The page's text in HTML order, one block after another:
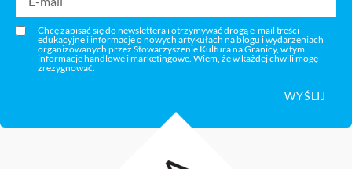
Chcę zapisać się do newslettera i otrzymywać drogą e-mail treści
edukacyjne i informacje o nowych artykułach na blogu i wydarzeniach
organizowanych przez Stowarzyszenie Kultura na Granicy, w tym
informacje handlowe i marketingowe. Wiem, że w każdej chwili mogę
zrezygnować.
WYŚLIJ